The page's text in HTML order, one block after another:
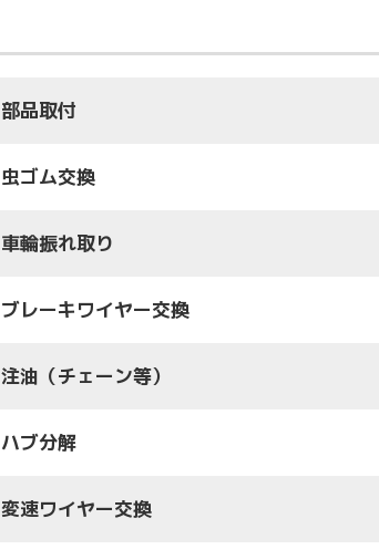
部品取付
虫ゴム交換
車輪振れ取り
ブレーキワイヤー交換
注油（チェーン等）
ハブ分解
変速ワイヤー交換